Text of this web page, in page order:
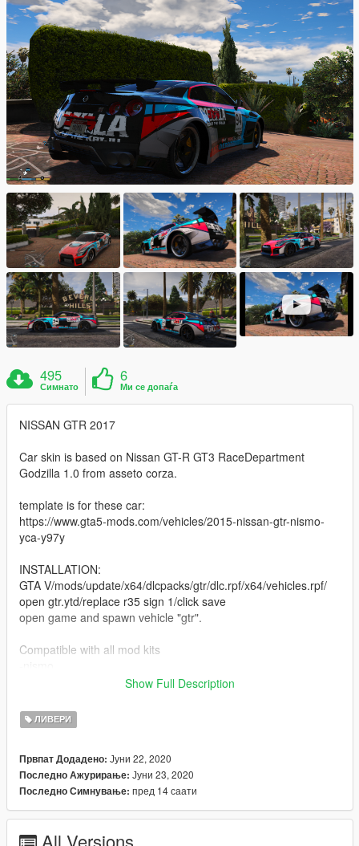
495
Симнато
6
Ми се допаѓа
NISSAN GTR 2017
Car skin is based on Nissan GT-R GT3 RaceDepartment
Godzilla 1.0 from asseto corza.
template is for these car:
https://www.gta5-mods.com/vehicles/2015-nissan-gtr-nismo-
yca-y97y
INSTALLATION:
GTA V/mods/update/x64/dlcpacks/gtr/dlc.rpf/x64/vehicles.rpf/
open gtr.ytd/replace r35 sign 1/click save
open game and spawn vehicle "gtr".
Compatible with all mod kits
CAR USED: https://www.gta5-mods.com/vehicles/2015-nissan-
THANKS TO y97y...
Instruction for installation and link to car is also in the read me
file.
Show Full Description
ЛИВЕРИ
Првпат Додадено: Јуни 22, 2020
Последно Ажурирање: Јуни 23, 2020
Последно Симнување: пред 14 саати